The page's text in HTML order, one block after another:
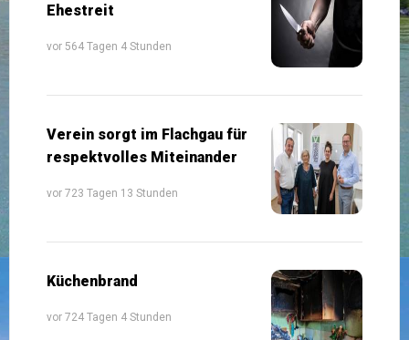
Ehestreit
vor 564 Tagen 4 Stunden
Verein sorgt im Flachgau für
respektvolles Miteinander
vor 723 Tagen 13 Stunden
Küchenbrand
vor 724 Tagen 4 Stunden